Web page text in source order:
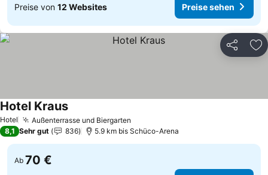
Preise von 12 Websites Preise sehen
Teilen
Hotel Außenterrasse und Biergarten
Hotel Kraus
8,1 Sehr gut 836 5.9 km bis Schüco-Arena
Ab 70 €